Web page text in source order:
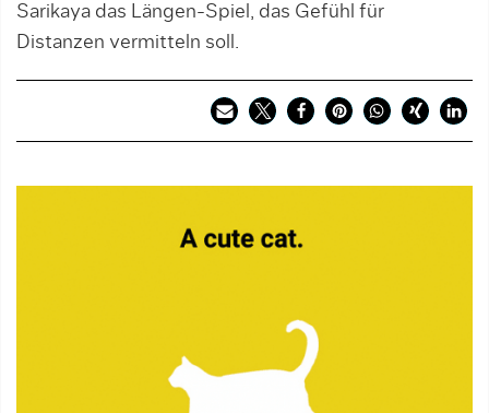
Sarikaya das Längen-Spiel, das Gefühl für
Distanzen vermitteln soll.